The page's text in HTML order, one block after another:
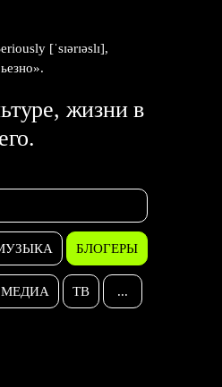
[ˈsɪərɪəslɪ],
жизни в
БЛОГЕРЫ
МЕДИА ТВ ...